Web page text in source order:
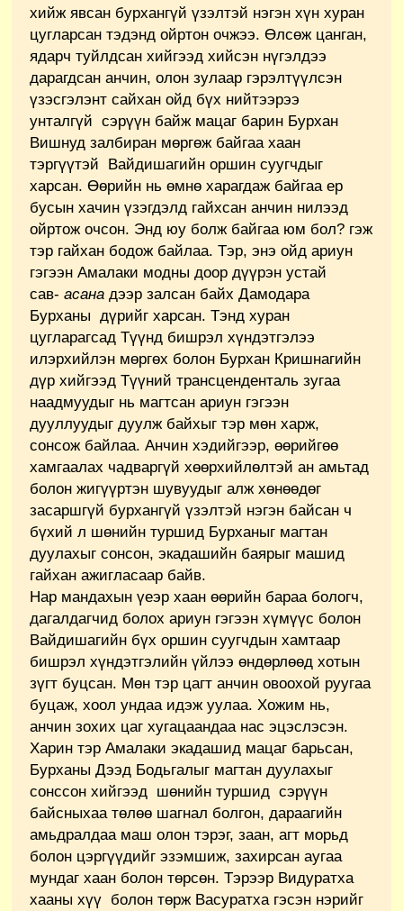
хийж явсан бурхангүй үзэлтэй нэгэн хүн хуран
цугларсан тэдэнд ойртон очжээ. Өлсөж цанган,
ядарч туйлдсан хийгээд хийсэн нүгэлдээ
дарагдсан анчин, олон зулаар гэрэлтүүлсэн
үзэсгэлэнт сайхан ойд бүх нийтээрээ
унталгүй сэрүүн байж мацаг барин Бурхан
Вишнуд залбиран мөргөж байгаа хаан
тэргүүтэй Вайдишагийн оршин суугчдыг
харсан. Өөрийн нь өмнө харагдаж байгаа ер
бусын хачин үзэгдэлд гайхсан анчин нилээд
ойртож очсон. Энд юу болж байгаа юм бол? гэж
тэр гайхан бодож байлаа. Тэр, энэ ойд ариун
гэгээн Амалаки модны доор дүүрэн устай
сав- асана дээр залсан байх Дамодара
Бурханы дүрийг харсан. Тэнд хуран
цугларагсад Түүнд бишрэл хүндэтгэлээ
илэрхийлэн мөргөх болон Бурхан Кришнагийн
дүр хийгээд Түүний трансценденталь зугаа
наадмуудыг нь магтсан ариун гэгээн
дууллуудыг дуулж байхыг тэр мөн харж,
сонсож байлаа. Анчин хэдийгээр, өөрийгөө
хамгаалах чадваргүй хөөрхийлөлтэй ан амьтад
болон жигүүртэн шувуудыг алж хөнөөдөг
засаршгүй бурхангүй үзэлтэй нэгэн байсан ч
бүхий л шөнийн туршид Бурханыг магтан
дуулахыг сонсон, экадашийн баярыг машид
гайхан ажигласаар байв.
Нар мандахын үеэр хаан өөрийн бараа бологч,
дагалдагчид болох ариун гэгээн хүмүүс болон
Вайдишагийн бүх оршин суугчдын хамтаар
бишрэл хүндэтгэлийн үйлээ өндөрлөөд хотын
зүгт буцсан. Мөн тэр цагт анчин овоохой руугаа
буцаж, хоол ундаа идэж уулаа. Хожим нь,
анчин зохих цаг хугацаандаа нас эцэслэсэн.
Харин тэр Амалаки экадашид мацаг барьсан,
Бурханы Дээд Бодьгалыг магтан дуулахыг
сонссон хийгээд шөнийн туршид сэрүүн
байсныхаа төлөө шагнал болгон, дараагийн
амьдралдаа маш олон тэрэг, заан, агт морьд
болон цэргүүдийг эзэмшиж, захирсан аугаа
мундаг хаан болон төрсөн. Тэрээр Видуратха
хааны хүү болон төрж Васуратха гэсэн нэрийг